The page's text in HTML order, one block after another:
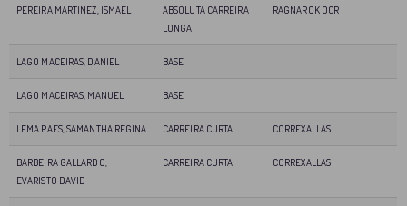
PEREIRA MARTINEZ, ISMAEL
ABSOLUTA CARREIRA
LONGA
RAGNAROK OCR
LAGO MACEIRAS, DANIEL BASE
LAGO MACEIRAS, MANUEL BASE
LEMA PAES, SAMANTHA REGINA CARREIRA CURTA CORREXALLAS
BARBEIRA GALLARDO,
EVARISTO DAVID
CARREIRA CURTA CORREXALLAS